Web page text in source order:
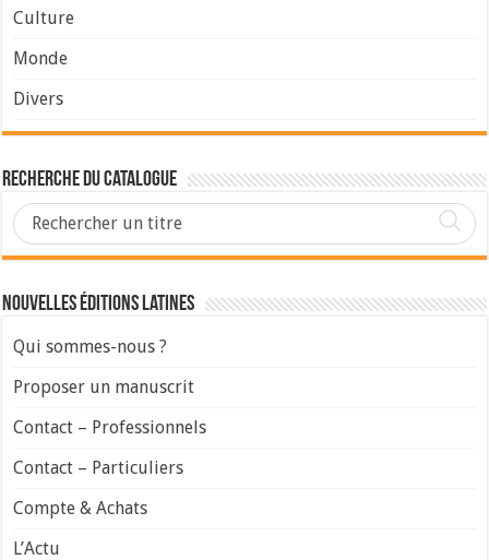
Culture
Monde
Divers
Recherche du Catalogue
Nouvelles Éditions Latines
Qui sommes-nous ?
Proposer un manuscrit
Contact – Professionnels
Contact – Particuliers
Compte & Achats
L’Actu